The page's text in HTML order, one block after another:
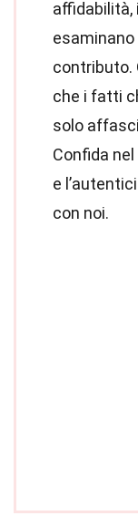
affidabilità,
contributo.
che i fatti
solo
Confida
e
con noi.